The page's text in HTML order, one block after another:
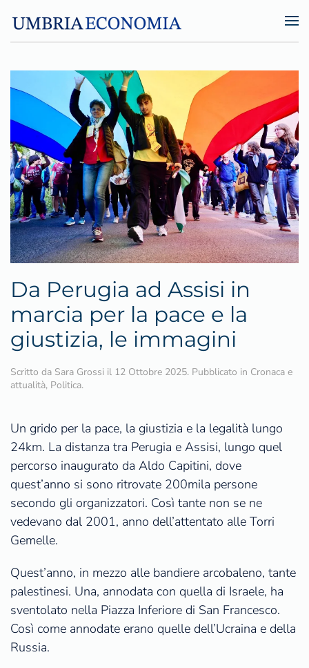
Da Perugia ad Assisi in
marcia per la pace e la
giustizia, le immagini
Scritto da Sara Grossi il 12 Ottobre 2025. Pubblicato in Cronaca e
attualità, Politica.
Un grido per la pace, la giustizia e la legalità lungo
24km. La distanza tra Perugia e Assisi, lungo quel
percorso inaugurato da Aldo Capitini, dove
quest’anno si sono ritrovate 200mila persone
secondo gli organizzatori. Così tante non se ne
vedevano dal 2001, anno dell’attentato alle Torri
Gemelle.
Quest’anno, in mezzo alle bandiere arcobaleno, tante
palestinesi. Una, annodata con quella di Israele, ha
sventolato nella Piazza Inferiore di San Francesco.
Così come annodate erano quelle dell’Ucraina e della
Russia.